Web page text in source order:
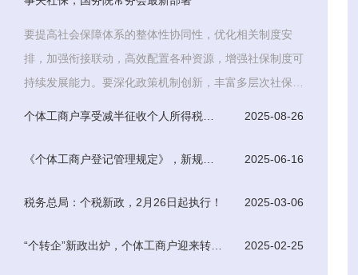
要提高社会保障体系的整体性协同性，优化相关制度安
排，加强衔接联动，高效配置各种资源，增强社保制度可
持续发展能力。要深化政策机制创新，丰富多层次社保体
2025-08-26
2025-06-16
税务总局：个税新政，2月26日起执行！ 2025-03-06
2025-02-25